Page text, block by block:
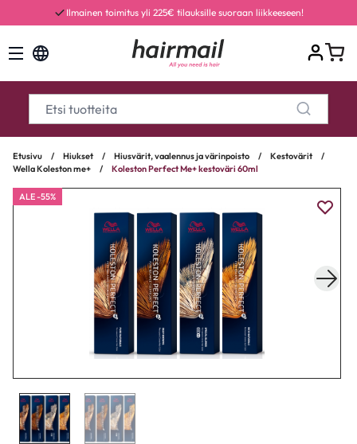
Ilmainen toimitus yli 225€ tilauksille suoraan liikkeeseen!
Etusivu / Hiukset / Hiusvärit, vaalennus ja värinpoisto / Kestovärit
/
Wella Koleston me+
/ Koleston Perfect Me+ kestoväri 60ml
ALE -55%